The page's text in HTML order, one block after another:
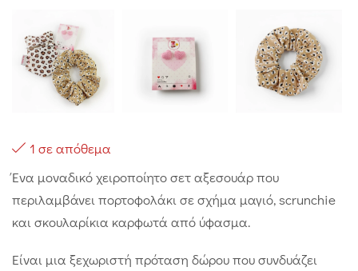
1 σε απόθεμα
Ένα μοναδικό χειροποίητο σετ αξεσουάρ που
περιλαμβάνει πορτοφολάκι σε σχήμα μαγιό, scrunchie
και σκουλαρίκια καρφωτά από ύφασμα.
Είναι μια ξεχωριστή πρόταση δώρου που συνδυάζει